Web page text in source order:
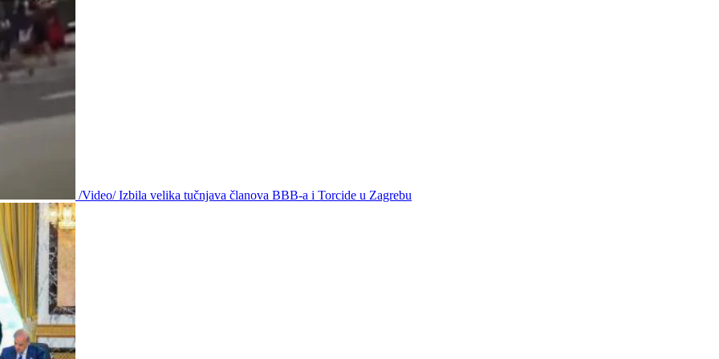
/Video/ Izbila velika tučnjava članova BBB-a i Torcide u Zagrebu